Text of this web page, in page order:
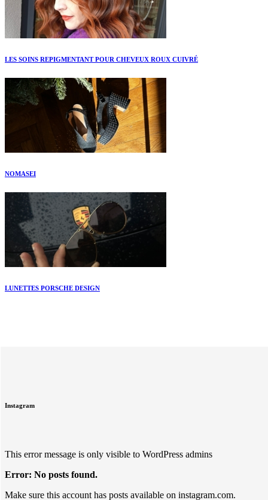
LES SOINS REPIGMENTANT POUR CHEVEUX ROUX CUIVRÉ
NOMASEI
LUNETTES PORSCHE DESIGN
Instagram
This error message is only visible to WordPress admins
Error: No posts found.
Make sure this account has posts available on instagram.com.